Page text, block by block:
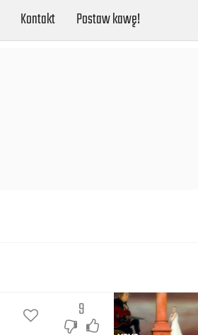
Kontakt Postaw kawę!
9